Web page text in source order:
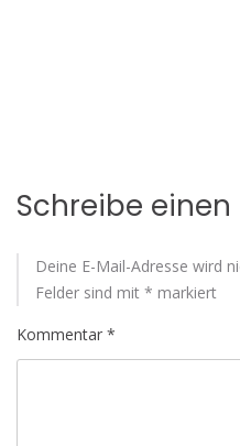
Schreibe
Deine E-Mail-Adresse wird
Felder sind mit * markiert
Kommentar *